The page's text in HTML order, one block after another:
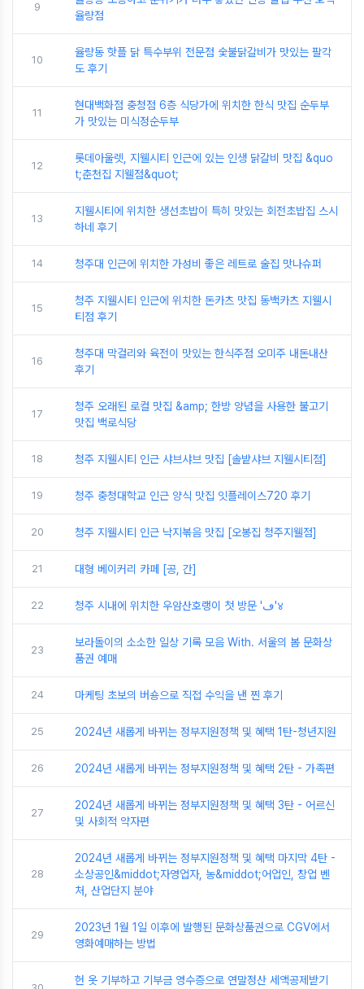
9
율량점
10
율량동 핫플 닭 특수부위 전문점 숯불닭갈비가 맛있는 팔각
도 후기
11
현대백화점 충청점 6층 식당가에 위치한 한식 맛집 순두부
가 맛있는 미식정순두부
12
롯데아울렛, 지웰시티 인근에 있는 인생 닭갈비 맛집 &quo
t;춘천집 지웰점&quot;
13
지웰시티에 위치한 생선초밥이 특히 맛있는 회전초밥집 스시
하네 후기
14 청주대 인근에 위치한 가성비 좋은 레트로 술집 맛나슈퍼
15
청주 지웰시티 인근에 위치한 돈카츠 맛집 동백카츠 지웰시
티점 후기
16
청주대 막걸리와 육전이 맛있는 한식주점 오미주 내돈내산
후기
17
청주 오래된 로컬 맛집 &amp; 한방 양념을 사용한 불고기
맛집 백로식당
18 청주 지웰시티 인근 샤브샤브 맛집 [솔밭샤브 지웰시티점]
19 청주 충청대학교 인근 양식 맛집 잇플레이스720 후기
20 청주 지웰시티 인근 낙지볶음 맛집 [오봉집 청주지웰점]
21 대형 베이커리 카페 [공, 간]
22 청주 시내에 위치한 우암산호랭이 첫 방문 'ڡ'४
23
보라돌이의 소소한 일상 기록 모음 With. 서울의 봄 문화상
품권 예매
24 마케팅 초보의 버숑으로 직접 수익을 낸 찐 후기
25 2024년 새롭게 바뀌는 정부지원정책 및 혜택 1탄-청년지원
26 2024년 새롭게 바뀌는 정부지원정책 및 혜택 2탄 - 가족편
27
2024년 새롭게 바뀌는 정부지원정책 및 혜택 3탄 - 어르신
및 사회적 약자편
28
2024년 새롭게 바뀌는 정부지원정책 및 혜택 마지막 4탄 -
소상공인&middot;자영업자, 농&middot;어업인, 창업 벤
처, 산업단지 분야
29
2023년 1월 1일 이후에 발행된 문화상품권으로 CGV에서
영화예매하는 방법
헌 옷 기부하고 기부금 영수증으로 연말정산 세액공제받기